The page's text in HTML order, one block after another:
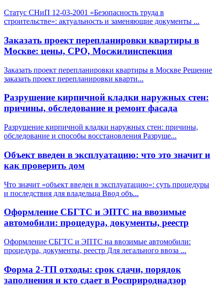
Статус СНиП 12-03-2001 «Безопасность труда в
строительстве»: актуальность и заменяющие документы ...
Заказать проект перепланировки квартиры в
Москве: цены, СРО, Мосжилинспекция
Заказать проект перепланировки квартиры в Москве Решение
заказать проект перепланировки кварти...
Разрушение кирпичной кладки наружных стен:
причины, обследование и ремонт фасада
Разрушение кирпичной кладки наружных стен: причины,
обследование и способы восстановления Разруше...
Объект введен в эксплуатацию: что это значит и
как проверить дом
Что значит «объект введен в эксплуатацию»: суть процедуры
и последствия для владельца Ввод объ...
Оформление СБГТС и ЭПТС на ввозимые
автомобили: процедура, документы, реестр
Оформление СБГТС и ЭПТС на ввозимые автомобили:
процедура, документы, реестр Для легального ввоза ...
Форма 2-ТП отходы: срок сдачи, порядок
заполнения и кто сдает в Росприроднадзор